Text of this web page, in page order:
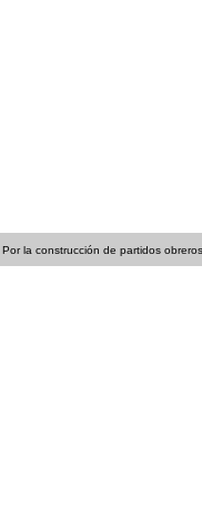
Por la construcción de partidos